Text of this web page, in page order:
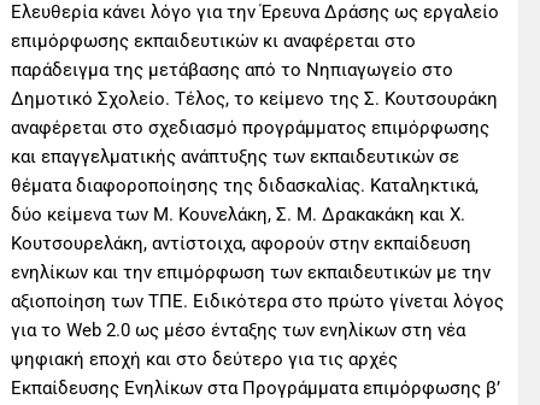
Ελευθερία κάνει λόγο για την Έρευνα Δράσης ως εργαλείο
επιμόρφωσης εκπαιδευτικών κι αναφέρεται στο
παράδειγμα της μετάβασης από το Νηπιαγωγείο στο
Δημοτικό Σχολείο. Τέλος, το κείμενο της Σ. Κουτσουράκη
αναφέρεται στο σχεδιασμό προγράμματος επιμόρφωσης
και επαγγελματικής ανάπτυξης των εκπαιδευτικών σε
θέματα διαφοροποίησης της διδασκαλίας. Καταληκτικά,
δύο κείμενα των Μ. Κουνελάκη, Σ. Μ. Δρακακάκη και Χ.
Κουτσουρελάκη, αντίστοιχα, αφορούν στην εκπαίδευση
ενηλίκων και την επιμόρφωση των εκπαιδευτικών με την
αξιοποίηση των ΤΠΕ. Ειδικότερα στο πρώτο γίνεται λόγος
για το Web 2.0 ως μέσο ένταξης των ενηλίκων στη νέα
ψηφιακή εποχή και στο δεύτερο για τις αρχές
Εκπαίδευσης Ενηλίκων στα Προγράμματα επιμόρφωσης β’